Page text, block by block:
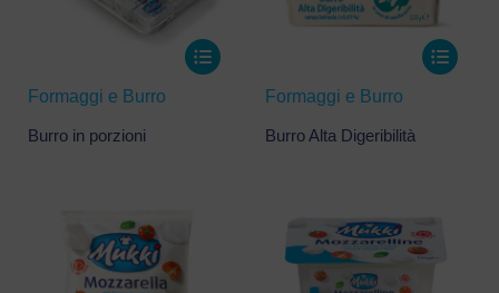
Formaggi e Burro
Burro in porzioni
Formaggi e Burro
Burro Alta Digeribilità